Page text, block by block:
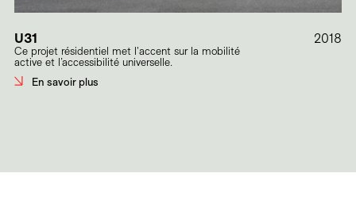
U31
Ce projet résidentiel met l'accent sur la mobilité
active et l’accessibilité universelle.
En savoir plus
2018